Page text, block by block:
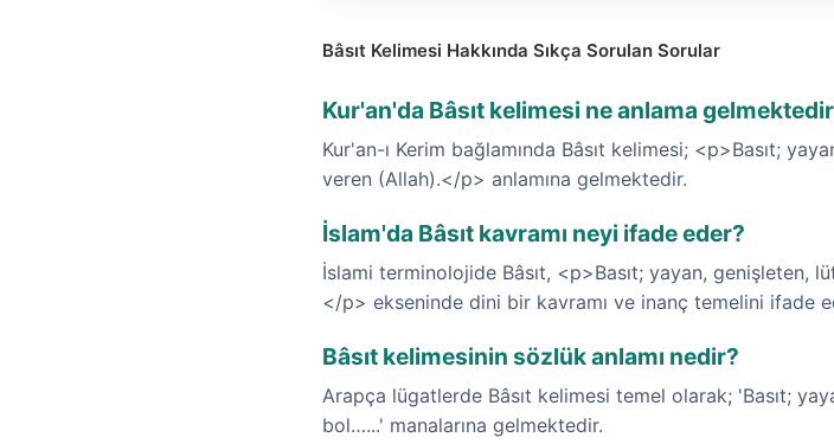
Bâsıt Kelimesi Hakkında Sıkça Sorulan Sorular
Kur'an'da Bâsıt kelimesi ne anlama
Kur'an-ı Kerim bağlamında Bâsıt kelimesi; <p>Basıt;
veren (Allah).</p> anlamına gelmektedir.
İslam'da Bâsıt kavramı neyi ifade eder?
İslami terminolojide Bâsıt, <p>Basıt; yayan, genişleten,
</p> ekseninde dini bir kavramı ve inanç temelini ifade
Bâsıt kelimesinin sözlük anlamı nedir?
Arapça lügatlerde Bâsıt kelimesi temel olarak; 'Basıt;
bol…...' manalarına gelmektedir.